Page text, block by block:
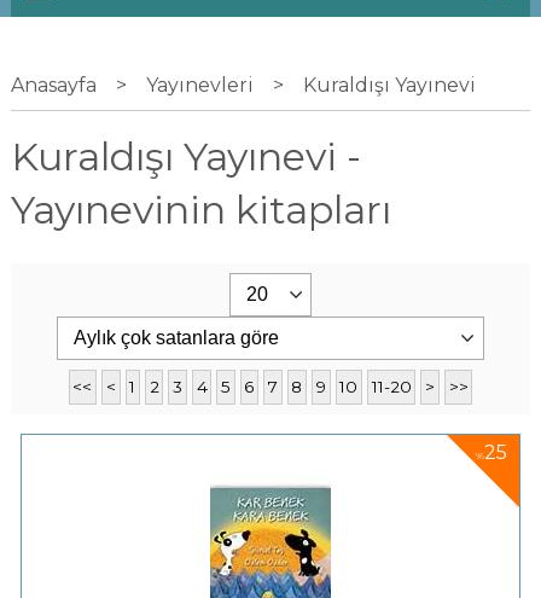
Anasayfa > Yayınevleri > Kuraldışı Yayınevi
Kuraldışı Yayınevi -
Yayınevinin kitapları
<< < 1 2 3 4 5 6 7 8 9 10 11-20 > >>
%25